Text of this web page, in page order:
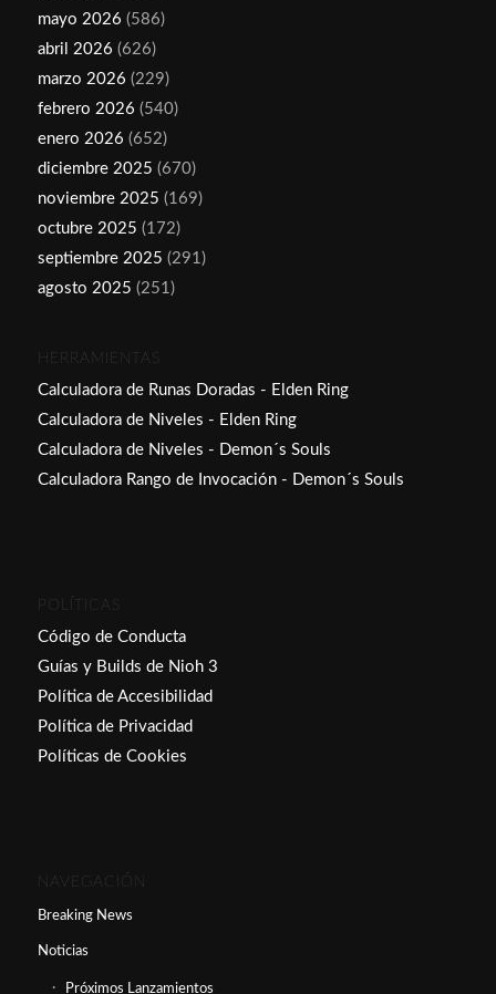
mayo 2026 (586)
abril 2026 (626)
marzo 2026 (229)
febrero 2026 (540)
enero 2026 (652)
diciembre 2025 (670)
noviembre 2025 (169)
octubre 2025 (172)
septiembre 2025 (291)
agosto 2025 (251)
HERRAMIENTAS
Calculadora de Runas Doradas - Elden Ring
Calculadora de Niveles - Elden Ring
Calculadora de Niveles - Demon´s Souls
Calculadora Rango de Invocación - Demon´s Souls
POLÍTICAS
Código de Conducta
Guías y Builds de Nioh 3
Política de Accesibilidad
Política de Privacidad
Políticas de Cookies
NAVEGACIÓN
Breaking News
Noticias
Próximos Lanzamientos